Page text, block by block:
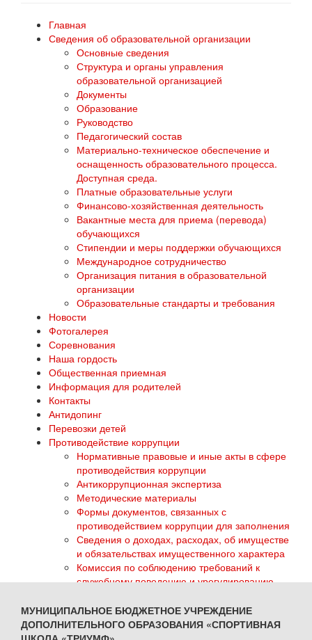
Главная
Сведения об образовательной организации
Основные сведения
Структура и органы управления
образовательной организацией
Документы
Образование
Руководство
Педагогический состав
Материально-техническое обеспечение и
оснащенность образовательного процесса.
Доступная среда.
Платные образовательные услуги
Финансово-хозяйственная деятельность
Вакантные места для приема (перевода)
обучающихся
Стипендии и меры поддержки обучающихся
Международное сотрудничество
Организация питания в образовательной
организации
Образовательные стандарты и требования
Новости
Фотогалерея
Соревнования
Наша гордость
Общественная приемная
Информация для родителей
Контакты
Антидопинг
Перевозки детей
Противодействие коррупции
Нормативные правовые и иные акты в сфере
противодействия коррупции
Антикоррупционная экспертиза
Методические материалы
Формы документов, связанных с
противодействием коррупции для заполнения
Сведения о доходах, расходах, об имуществе
и обязательствах имущественного характера
Комиссия по соблюдению требований к
служебному поведению и урегулированию
Обратная связь для сообщений о фактах
коррупции
ГТО
МУНИЦИПАЛЬНОЕ БЮДЖЕТНОЕ УЧРЕЖДЕНИЕ
ДОПОЛНИТЕЛЬНОГО ОБРАЗОВАНИЯ «СПОРТИВНАЯ